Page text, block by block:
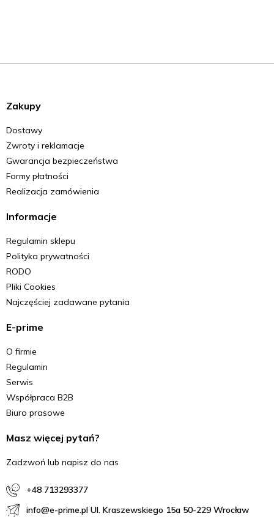
Zakupy
Dostawy
Zwroty i reklamacje
Gwarancja bezpieczeństwa
Formy płatności
Realizacja zamówienia
Informacje
Regulamin sklepu
Polityka prywatności
RODO
Pliki Cookies
Najczęściej zadawane pytania
E-prime
O firmie
Regulamin
Serwis
Współpraca B2B
Biuro prasowe
Masz więcej pytań?
Zadzwoń lub napisz do nas
+48 713293377
info@e-prime.pl Ul. Kraszewskiego 15a 50-229 Wrocław